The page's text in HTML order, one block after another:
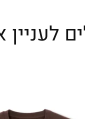
לעניין